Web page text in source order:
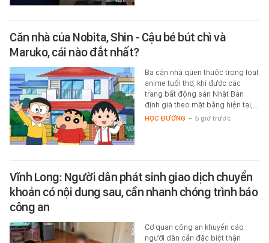
Căn nhà của Nobita, Shin - Cậu bé bút chì và
Maruko, cái nào đắt nhất?
Ba căn nhà quen thuộc trong loạt
anime tuổi thơ, khi được các
trang bất động sản Nhật Bản
định giá theo mặt bằng hiện tại,…
HỌC ĐƯỜNG - 5 giờ trước
Vĩnh Long: Người dân phát sinh giao dịch chuyển
khoản có nội dung sau, cần nhanh chóng trình báo
công an
Cơ quan công an khuyến cáo
người dân cần đặc biệt thận